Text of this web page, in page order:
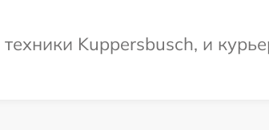
Kuppersbusch, и